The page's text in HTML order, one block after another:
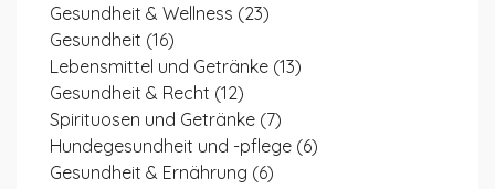
Gesundheit & Wellness (23)
Gesundheit (16)
Lebensmittel und Getränke (13)
Gesundheit & Recht (12)
Spirituosen und Getränke (7)
Hundegesundheit und -pflege (6)
Gesundheit & Ernährung (6)